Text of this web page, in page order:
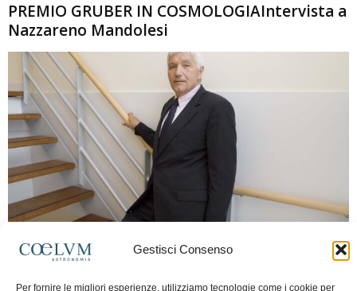
Gestisci Consenso
Per fornire le migliori esperienze, utilizziamo tecnologie come i cookie per
PREMIO GRUBER IN COSMOLOGIAIntervista a
Nazzareno Mandolesi
Frida Paolella - 16 Giugno 2026 0
spaziale europea e della missione Planck. Il dialogo ripercorre i principali